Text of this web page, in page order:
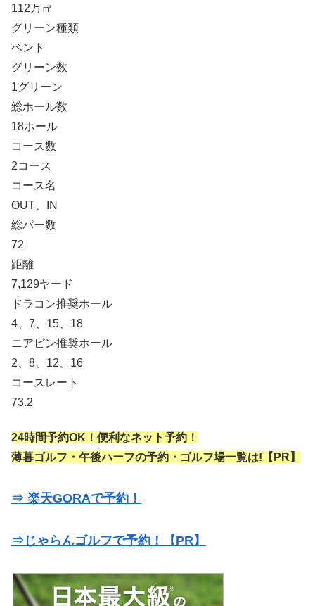
112万㎡
グリーン種類
ベント
グリーン数
1グリーン
総ホール数
18ホール
コース数
2コース
コース名
OUT、IN
総パー数
72
距離
7,129ヤード
ドラコン推奨ホール
4、7、15、18
ニアピン推奨ホール
2、8、12、16
コースレート
73.2
24時間予約OK！便利なネット予約！
薄暮ゴルフ・午後ハーフの予約・ゴルフ場一覧は!【PR】
⇒ 楽天GORAで予約！
⇒じゃらんゴルフで予約！【PR】